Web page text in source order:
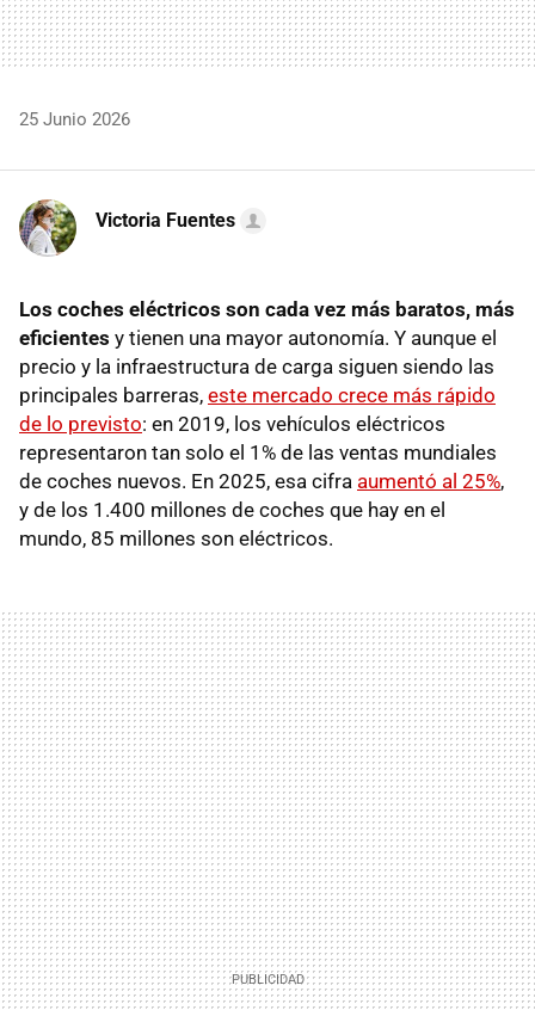
25 Junio 2026
Victoria Fuentes
Los coches eléctricos son cada vez más baratos, más
eficientes y tienen una mayor autonomía. Y aunque el
precio y la infraestructura de carga siguen siendo las
principales barreras, este mercado crece más rápido
de lo previsto: en 2019, los vehículos eléctricos
representaron tan solo el 1% de las ventas mundiales
de coches nuevos. En 2025, esa cifra aumentó al 25%,
y de los 1.400 millones de coches que hay en el
mundo, 85 millones son eléctricos.